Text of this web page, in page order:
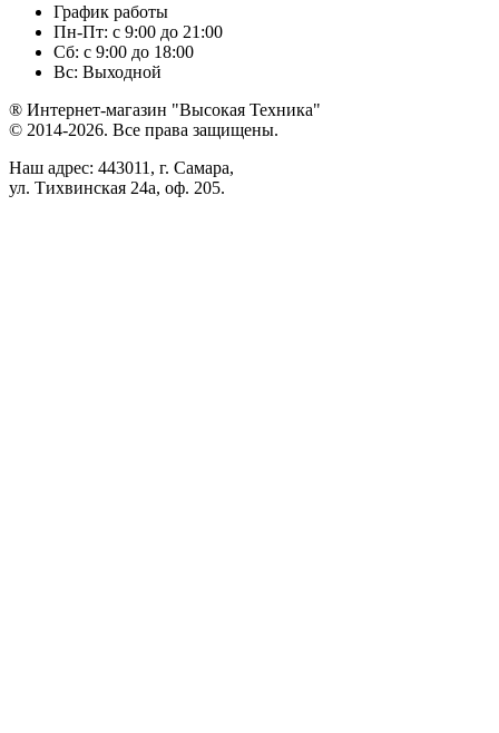
График работы
Пн-Пт: с 9:00 до 21:00
Сб: с 9:00 до 18:00
Вс: Выходной
® Интернет-магазин "Высокая Техника"
© 2014-2026. Все права защищены.
Наш адрес: 443011, г. Самара,
ул. Тихвинская 24а, оф. 205.